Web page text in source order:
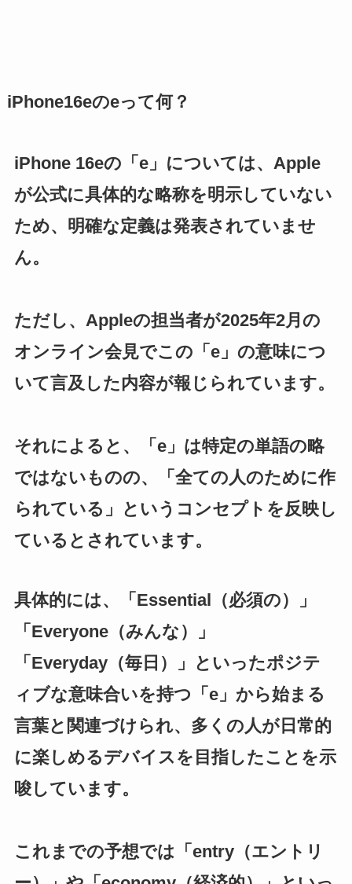
iPhone16eのeって何？
iPhone 16eの「e」については、Apple
が公式に具体的な略称を明示していない
ため、明確な定義は発表されていませ
ん。
ただし、Appleの担当者が2025年2月の
オンライン会見でこの「e」の意味につ
いて言及した内容が報じられています。
それによると、「e」は特定の単語の略
ではないものの、「全ての人のために作
られている」というコンセプトを反映し
ているとされています。
具体的には、「Essential（必須の）」
「Everyone（みんな）」
「Everyday（毎日）」といったポジテ
ィブな意味合いを持つ「e」から始まる
言葉と関連づけられ、多くの人が日常的
に楽しめるデバイスを目指したことを示
唆しています。
これまでの予想では「entry（エントリ